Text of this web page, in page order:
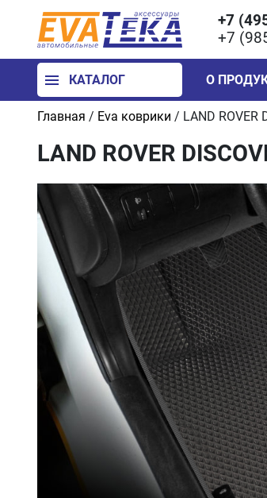
+7
+7
КАТАЛОГ О
Главная / Eva коврики / LAND ROVER
LAND ROVER